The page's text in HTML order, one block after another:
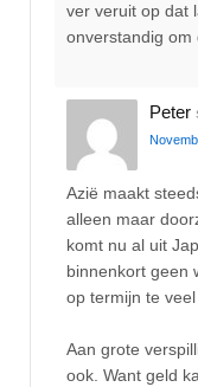
ver veruit op dat
onverstandig om
Peter
Azië maakt
alleen maar
komt nu al uit
binnenkort geen
op termijn te veel
Aan grote
ook. Want geld